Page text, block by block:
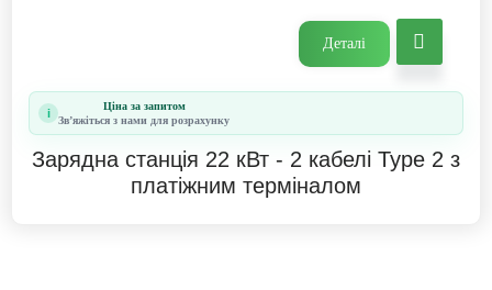
Деталі
i Ціна за запитом
Звʼяжіться з нами для розрахунку
Зарядна станція 22 кВт - 2 кабелі Type 2 з
платіжним терміналом